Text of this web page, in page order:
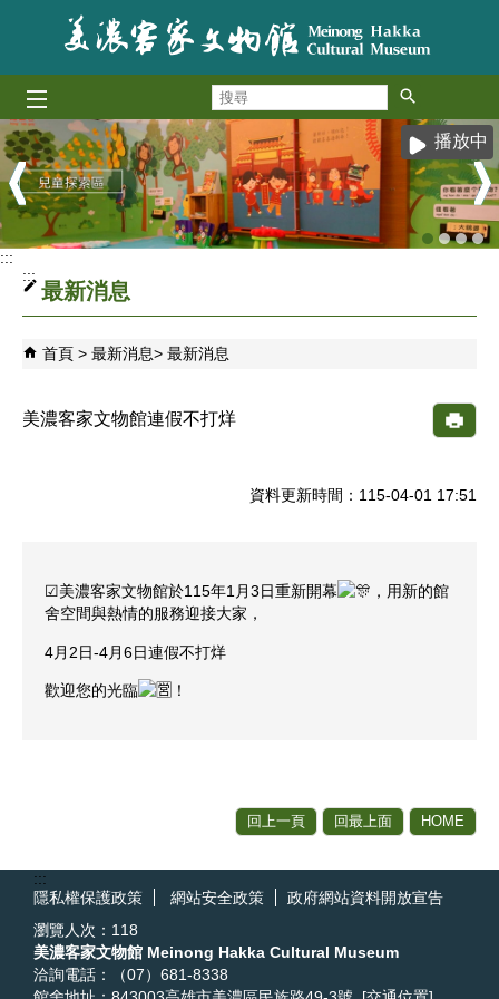
跳到主要內容區塊
播放中
:::
:::
最新消息
首頁 最新消息 最新消息
美濃客家文物館連假不打烊
資料更新時間：115-04-01 17:51
☑︎美濃客家文物館於115年1月3日重新開幕
，用新的館
舍空間與熱情的服務迎接大家，
4月2日-4月6日連假不打烊
歡迎您的光臨 ！
回上一頁 回最上面 HOME
:::
隱私權保護政策
網站安全政策
政府網站資料開放宣告
瀏覽人次： 118
美濃客家文物館 Meinong Hakka Cultural Museum
洽詢電話：（07）681-8338